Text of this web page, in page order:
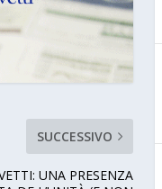
SUCCESSIVO
UNA PRESENZA